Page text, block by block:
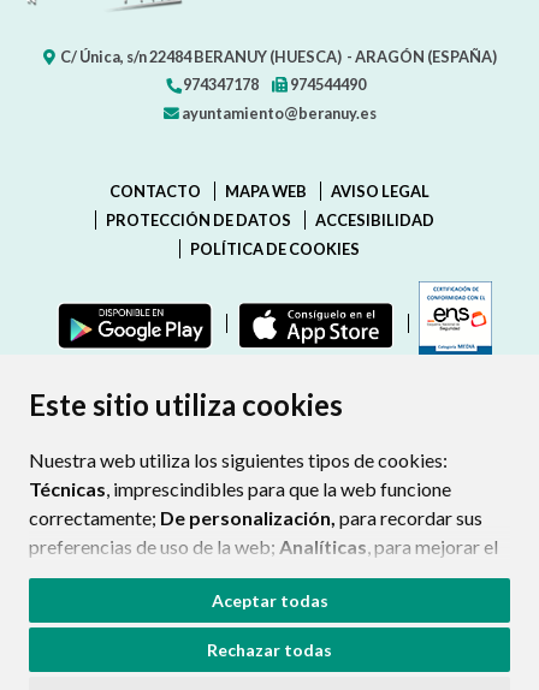
Este sitio utiliza cookies
Nuestra web utiliza los siguientes tipos de cookies:
Técnicas, imprescindibles para que la web funcione
correctamente; De personalización, para recordar sus
preferencias de uso de la web; Analíticas, para mejorar el
funcionamiento de la web y sus servicios.
Si acepta pulsando el botón“Aceptar todas”
consideramos que acepta su uso. Si pulsa el botón
Aceptar todas
Rechazar todas
C/ Única, s/n22484 BERANUY (HUESCA) - ARAGÓN (ESPAÑA)
974347178
974544490
ayuntamiento@beranuy.es
CONTACTO MAPA WEB
AVISO LEGAL
PROTECCIÓN DE DATOS
ACCESIBILIDAD
POLÍTICA DE COOKIES